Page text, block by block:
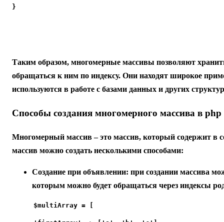
}
Таким образом, многомерные массивы позволяют
обращаться к ним по индексу. Они находят широкое
используются в работе с базами данных и других
Способы создания многомерного массива в php
Многомерный массив – это массив, который содержит в
массив можно создать несколькими способами:
Создание при объявлении: при создании массива
которым можно будет обращаться через индексы